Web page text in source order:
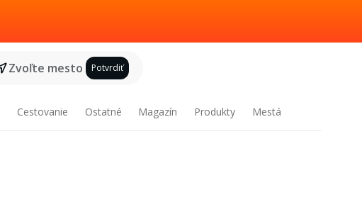
Zvoľte mesto Potvrdiť
Cestovanie Ostatné Magazín Produkty Mestá